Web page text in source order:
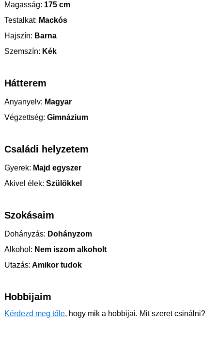
Magasság: 175 cm
Testalkat: Mackós
Hajszín: Barna
Szemszín: Kék
Hátterem
Anyanyelv: Magyar
Végzettség: Gimnázium
Családi helyzetem
Gyerek: Majd egyszer
Akivel élek: Szülőkkel
Szokásaim
Dohányzás: Dohányzom
Alkohol: Nem iszom alkoholt
Utazás: Amikor tudok
Hobbijaim
Kérdezd meg tőle, hogy mik a hobbijai. Mit szeret csinálni?